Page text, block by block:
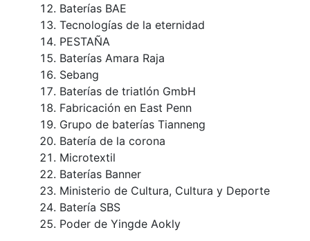
Baterías BAE
Tecnologías de la eternidad
PESTAÑA
Baterías Amara Raja
Sebang
Baterías de triatlón GmbH
Fabricación en East Penn
Grupo de baterías Tianneng
Batería de la corona
Microtextil
Baterías Banner
Ministerio de Cultura, Cultura y Deporte
Batería SBS
Poder de Yingde Aokly